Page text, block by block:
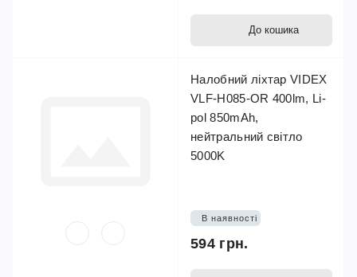
До кошика
Налобний ліхтар VIDEX
VLF-H085-OR 400lm, Li-
pol 850mAh,
нейтральний світло
5000K
В наявності
594 грн.